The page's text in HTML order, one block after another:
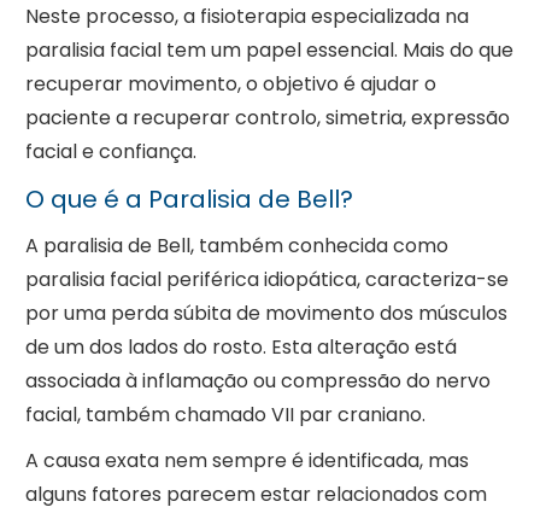
Neste processo, a fisioterapia especializada na
paralisia facial tem um papel essencial. Mais do que
recuperar movimento, o objetivo é ajudar o
paciente a recuperar controlo, simetria, expressão
facial e confiança.
O que é a Paralisia de Bell?
A paralisia de Bell, também conhecida como
paralisia facial periférica idiopática, caracteriza-se
por uma perda súbita de movimento dos músculos
de um dos lados do rosto. Esta alteração está
associada à inflamação ou compressão do nervo
facial, também chamado VII par craniano.
A causa exata nem sempre é identificada, mas
alguns fatores parecem estar relacionados com